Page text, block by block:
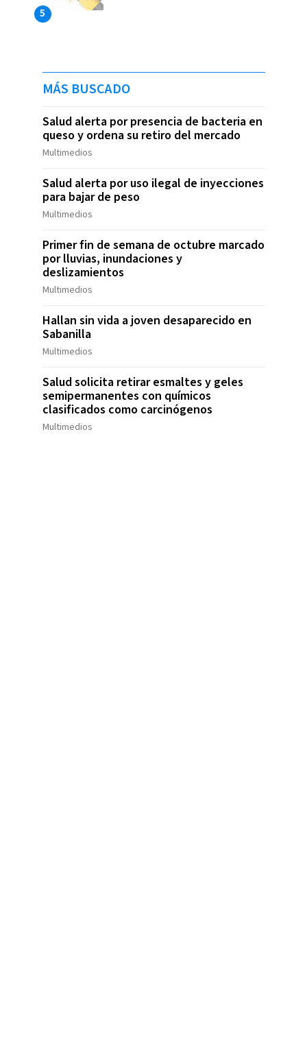
MÁS BUSCADO
Salud alerta por presencia de bacteria en
queso y ordena su retiro del mercado
Multimedios
Salud alerta por uso ilegal de inyecciones
para bajar de peso
Multimedios
Primer fin de semana de octubre marcado
por lluvias, inundaciones y
deslizamientos
Multimedios
Hallan sin vida a joven desaparecido en
Sabanilla
Multimedios
Salud solicita retirar esmaltes y geles
semipermanentes con químicos
clasificados como carcinógenos
Multimedios